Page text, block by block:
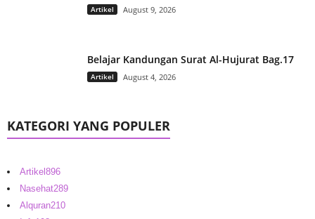
Artikel August 9, 2026
Belajar Kandungan Surat Al-Hujurat Bag.17
Artikel August 4, 2026
KATEGORI YANG POPULER
Artikel 896
Nasehat289
Alquran210